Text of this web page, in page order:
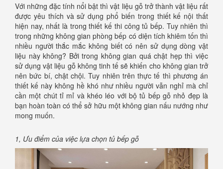
Với những đặc tính nổi bật thì vật liệu gỗ trở thành vật liệu rất
được yêu thích và sử dụng phổ biến trong thiết kế nội thất
hiện nay, nhất là trong thiết kế thi công tủ bếp. Tuy nhiên thì
trong những không gian phòng bếp có diện tích khiêm tốn thì
nhiều người thắc mắc không biết có nên sử dụng dòng vật
liệu này không? Bởi trong không gian quá chật hẹp thì việc
sử dụng vật liệu gỗ không tinh tế sẽ khiến cho không gian trở
nên bức bí, chật chội. Tuy nhiên trên thực tế thì phương án
thiết kế này không hề khó như nhiều người vẫn nghỉ mà chỉ
cần một chút tỉ mỉ và khéo léo với bộ tủ bếp gỗ nhỏ đẹp là
bạn hoàn toàn có thể sở hữu một không gian nấu nướng như
mong muốn.
1, Ưu điểm của việc lựa chọn tủ bếp gỗ